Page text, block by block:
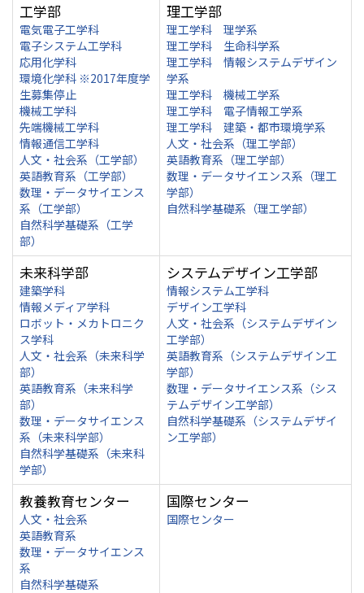
工学部
電気電子工学科
電子システム工学科
応用化学科
環境化学科 ※2017年度学
生募集停止
機械工学科
先端機械工学科
情報通信工学科
人文・社会系（工学部）
英語教育系（工学部）
数理・データサイエンス
系（工学部）
自然科学基礎系（工学
部）
理工学部
理工学科 理学系
理工学科 生命科学系
理工学科 情報システムデザイン
学系
理工学科 機械工学系
理工学科 電子情報工学系
理工学科 建築・都市環境学系
人文・社会系（理工学部）
英語教育系（理工学部）
数理・データサイエンス系（理工
学部）
自然科学基礎系（理工学部）
未来科学部
建築学科
情報メディア学科
ロボット・メカトロニク
ス学科
人文・社会系（未来科学
部）
英語教育系（未来科学
部）
数理・データサイエンス
系（未来科学部）
自然科学基礎系（未来科
学部）
システムデザイン工学部
情報システム工学科
デザイン工学科
人文・社会系（システムデザイン
工学部）
英語教育系（システムデザイン工
学部）
数理・データサイエンス系（シス
テムデザイン工学部）
自然科学基礎系（システムデザイ
ン工学部）
教養教育センター
人文・社会系
英語教育系
数理・データサイエンス
系
自然科学基礎系
国際センター
国際センター